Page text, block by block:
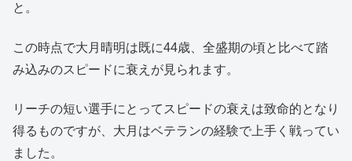
と。
この時点で大月晴明は既に44歳、全盛期の頃と比べて踏
み込みのスピードに衰えが見られます。
リーチの短い選手にとってスピードの衰えは致命的となり
得るものですが、大月はベテランの経験で上手く戦ってい
ました。